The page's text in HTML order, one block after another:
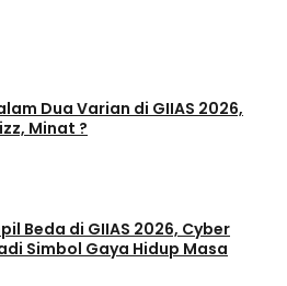
Dua Varian di GIIAS 2026,
Minat ?
Beda di GIIAS 2026, Cyber
Simbol Gaya Hidup Masa